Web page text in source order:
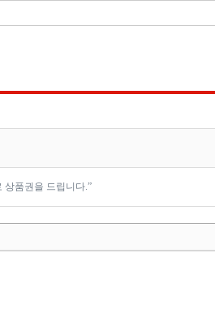
상품권을 드립니다.”